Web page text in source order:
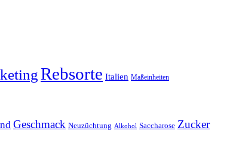
Rebsorte Italien Maßeinheiten
Geschmack Neuzüchtung Alkohol Saccharose Zucker